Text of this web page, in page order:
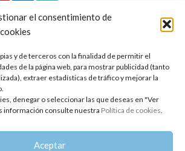
el consentimiento de
y de terceros con la finalidad de permitir el
de la página web, para mostrar publicidad (tanto
extraer estadísticas de tráfico y mejorar la
denegar o seleccionar las que deseas en "Ver
información consulte nuestra Política de cookies.
Aceptar
2014-2025 Oshadhi España
Todos los derechos reservados.
| Aviso legal | Política de cookies